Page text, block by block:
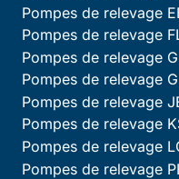
Pompes de relevage
Pompes de relevage
Pompes de relevage
Pompes de relevage
Pompes de relevage
Pompes de relevage
Pompes de relevage
Pompes de relevage